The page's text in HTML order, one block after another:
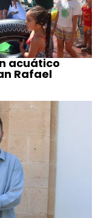
acuático
Rafael